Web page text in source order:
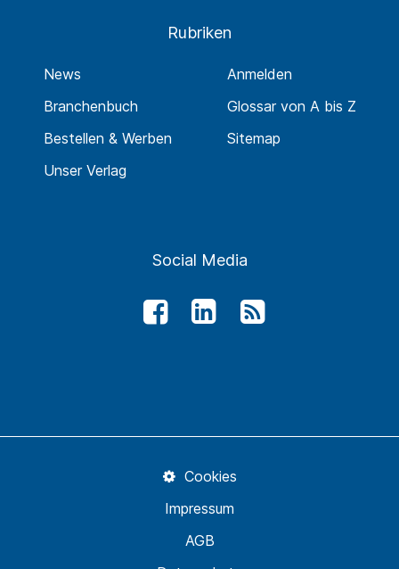
Rubriken
News
Branchenbuch
Bestellen & Werben
Unser Verlag
Anmelden
Glossar von A bis Z
Sitemap
Social Media
AGB
Impressum
Cookies